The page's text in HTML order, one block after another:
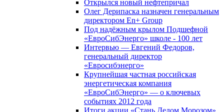
Открылся новый нефтепричал
Олег Дерипаска назначен генеральным
директором En+ Group
Под надёжным крылом Подшефной
«ЕвроСибЭнерго» школе - 100 лет
Интервью — Евгений Федоров,
генеральный директор
«Евросибэнерго»
Крупнейшая частная российская
энергетическая компания
«ЕвроСибЭнерго» — о ключевых
событиях 2012 года